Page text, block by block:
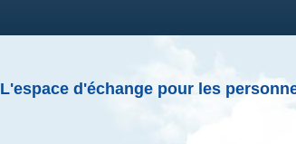
L'espace d'échange pour les